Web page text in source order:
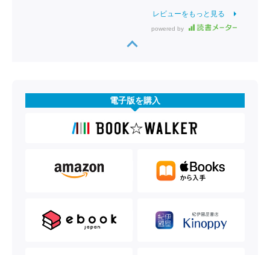
レビューをもっと見る
powered by
電子版を購入